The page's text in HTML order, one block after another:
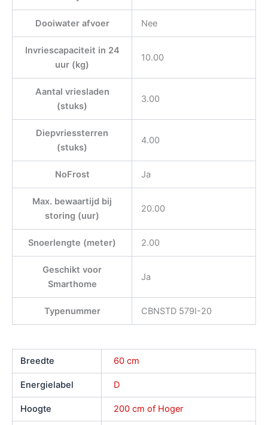
Dooiwater afvoer Nee
Invriescapaciteit in 24
uur (kg)
10.00
Aantal vriesladen
(stuks)
3.00
Diepvriessterren
(stuks)
4.00
NoFrost Ja
Max. bewaartijd bij
storing (uur)
20.00
Snoerlengte (meter) 2.00
Geschikt voor
Smarthome
Ja
Typenummer CBNSTD 579I-20
Breedte 60 cm
Energielabel D
Hoogte 200 cm of Hoger